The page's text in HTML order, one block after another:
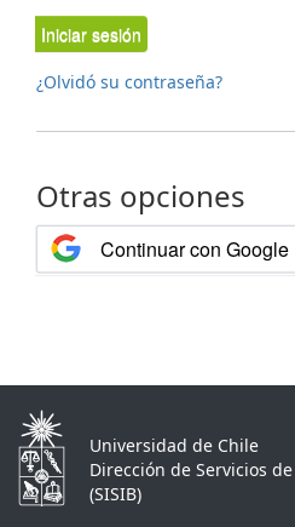
Iniciar sesión
¿Olvidó su contraseña?
Otras opciones
Continuar con Google
Universidad de Chile
Dirección de Servicios
(SISIB)